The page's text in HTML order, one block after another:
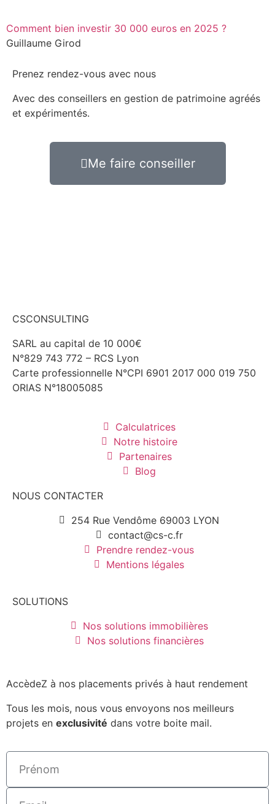
Comment bien investir 30 000 euros en 2025 ?
Guillaume Girod
Prenez rendez-vous avec nous
Avec des conseillers en gestion de patrimoine agréés
et expérimentés.
Me faire conseiller
CSCONSULTING
SARL au capital de 10 000€
N°829 743 772 – RCS Lyon
Carte professionnelle N°CPI 6901 2017 000 019 750
ORIAS N°18005085
Calculatrices
Notre histoire
Partenaires
Blog
NOUS CONTACTER
254 Rue Vendôme 69003 LYON
contact@cs-c.fr
Prendre rendez-vous
Mentions légales
SOLUTIONS
Nos solutions immobilières
Nos solutions financières
AccèdeZ à nos placements privés à haut rendement
Tous les mois, nous vous envoyons nos meilleurs
projets en exclusivité dans votre boite mail.